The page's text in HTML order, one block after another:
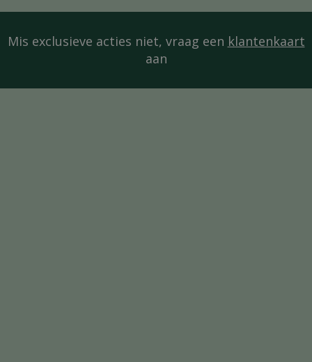
Mis exclusieve acties niet, vraag een klantenkaart
aan